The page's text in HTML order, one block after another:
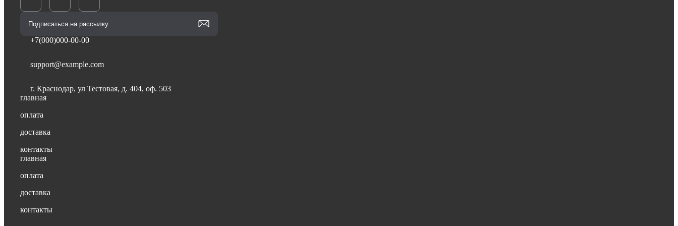
+7(000)000-00-00
support@example.com
г. Краснодар, ул Тестовая, д. 404, оф. 503
главная
оплата
доставка
контакты
главная
оплата
доставка
контакты